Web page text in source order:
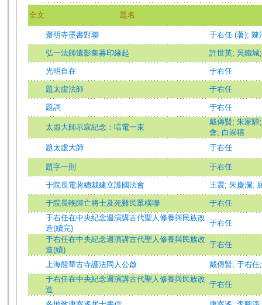
全文 題名
齋明寺墨書對聯 于右任 (著); 陳
弘一法師遺影集募印緣起 許世英; 吳鐵城
光明自在 于右任
題太虛法師 于右任
題詞 于右任
太虛大師示寂紀念：唁電一束
戴傳賢; 朱家驊
會; 白崇禧
題太虛大師
于右任
題字一則 于右任
于院長電蔣總裁建立護國法會 王震; 朱慶瀾;
于院長輓陣亡將士及死難民眾橫聯
于右任
于右任在中央紀念週演講古代聖人修養與民族改
造(續完)
于右任
于右任在中央紀念週演講古代聖人修養與民族改
造(續)
于右任
上海龍華古寺護法同人公啟 戴傳賢; 于右任
于右任在中央紀念週演講古代聖人修養與民族改
造
于右任